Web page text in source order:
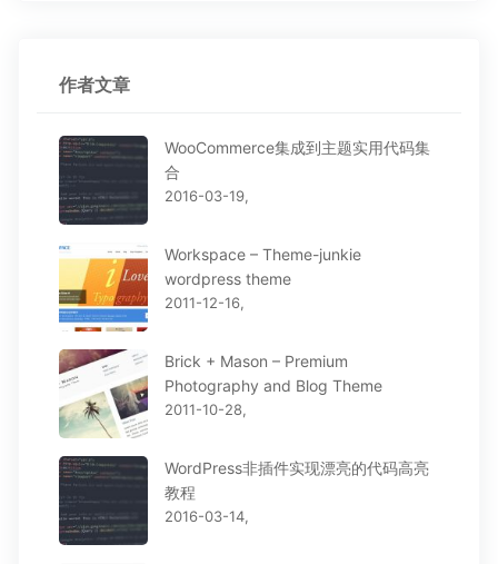
作者文章
WooCommerce集成到主题实用代码集
合
2016-03-19,
Workspace – Theme-junkie
wordpress theme
2011-12-16,
Brick + Mason – Premium
Photography and Blog Theme
2011-10-28,
WordPress非插件实现漂亮的代码高亮
教程
2016-03-14,